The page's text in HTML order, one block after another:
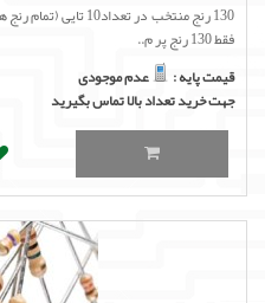
130 رنج منتخب در
فقط 130 رنج پر م..
قیمت پایه :
عدم موجودی
جهت خرید تعداد بالا تماس بگیرید